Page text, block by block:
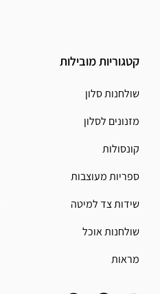
קטגוריות מובילות
שולחנות סלון
מזנונים לסלון
קונסולות
ספריות מעוצבות
שידות צד למיטה
שולחנות אוכל
מראות